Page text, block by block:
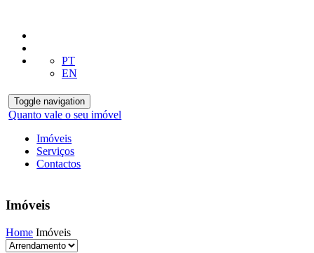
PT
EN
Toggle navigation
Quanto vale o seu imóvel
Imóveis
Serviços
Contactos
Imóveis
Home Imóveis